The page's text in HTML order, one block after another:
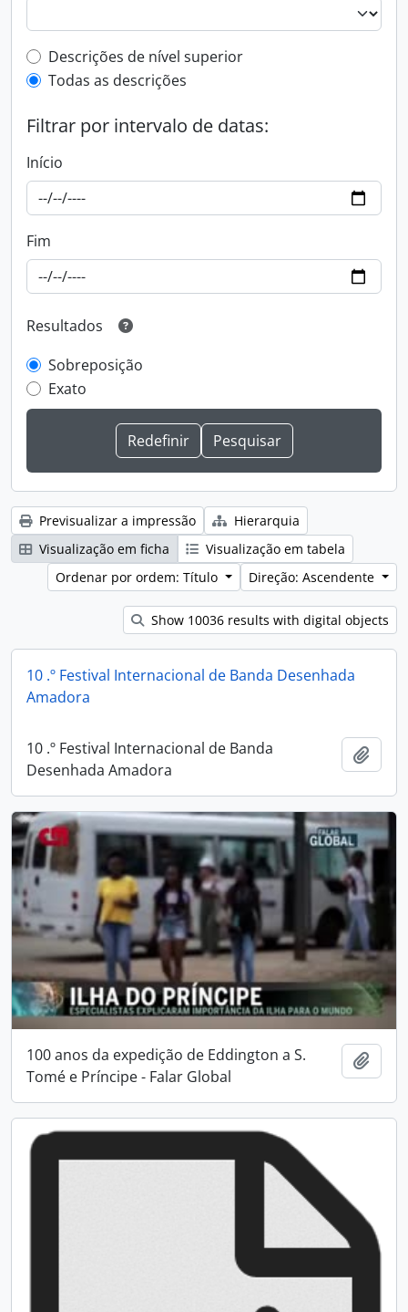
Top-level description filter
Descrições de nível superior
Todas as descrições
Filtrar por intervalo de datas:
Início
Fim
Resultados
Sobreposição
Exato
Previsualizar a impressão
Hierarquia
Visualização em ficha
Visualização em tabela
Ordenar por ordem: Título
Direção: Ascendente
Show 10036 results with digital objects
10 .º Festival Internacional de Banda Desenhada
Amadora
10 .º Festival Internacional de Banda
Desenhada Amadora
100 anos da expedição de Eddington a S.
Tomé e Príncipe - Falar Global